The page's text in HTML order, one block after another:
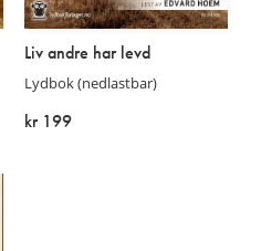
Liv andre har levd
Lydbok (nedlastbar)
kr 199